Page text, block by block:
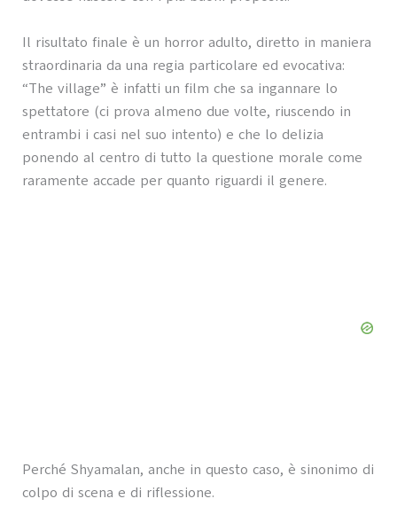
Il risultato finale è un horror adulto, diretto in maniera
straordinaria da una regia particolare ed evocativa:
“The village” è infatti un film che sa ingannare lo
spettatore (ci prova almeno due volte, riuscendo in
entrambi i casi nel suo intento) e che lo delizia
ponendo al centro di tutto la questione morale come
raramente accade per quanto riguardi il genere.
Perché Shyamalan, anche in questo caso, è sinonimo di
colpo di scena e di riflessione.